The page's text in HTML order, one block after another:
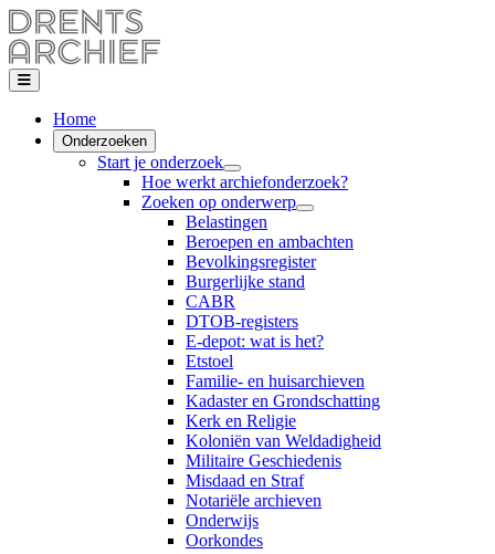
Home
Onderzoeken
Start je onderzoek
Hoe werkt archiefonderzoek?
Zoeken op onderwerp
Belastingen
Beroepen en ambachten
Bevolkingsregister
Burgerlijke stand
CABR
DTOB-registers
E-depot: wat is het?
Etstoel
Familie- en huisarchieven
Kadaster en Grondschatting
Kerk en Religie
Koloniën van Weldadigheid
Militaire Geschiedenis
Misdaad en Straf
Notariële archieven
Onderwijs
Oorkondes